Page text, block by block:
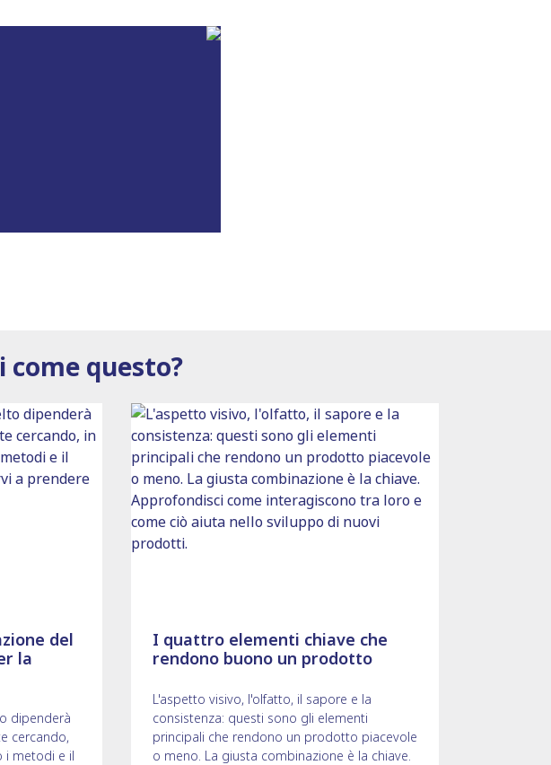
questo?
del
la
dipenderà
cercando,
i metodi e il
I quattro elementi chiave che
rendono buono un prodotto
L'aspetto visivo, l'olfatto, il sapore e la
consistenza: questi sono gli elementi
principali che rendono un prodotto piacevole
o meno. La giusta combinazione è la chiave.